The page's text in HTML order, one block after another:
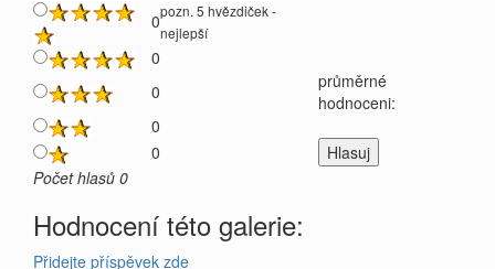
0pozn. 5 hvězdiček -
nejlepší
0
0
průměrné
hodnoceni:
0
0
Počet hlasů 0
Hodnocení této galerie:
Přidejte příspěvek zde